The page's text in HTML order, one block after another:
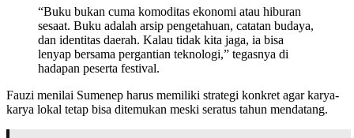
“Buku bukan cuma komoditas ekonomi atau hiburan
sesaat. Buku adalah arsip pengetahuan, catatan budaya,
dan identitas daerah. Kalau tidak kita jaga, ia bisa
lenyap bersama pergantian teknologi,” tegasnya di
hadapan peserta festival.
Fauzi menilai Sumenep harus memiliki strategi konkret agar karya-
karya lokal tetap bisa ditemukan meski seratus tahun mendatang.